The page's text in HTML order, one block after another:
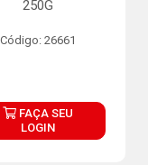
250G
Código: 26661
FAÇA SEU
LOGIN